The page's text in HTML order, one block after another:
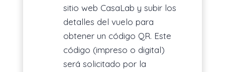
sitio web CasaLab y subir los
detalles del vuelo para
obtener un código QR. Este
código (impreso o digital)
será solicitado por la